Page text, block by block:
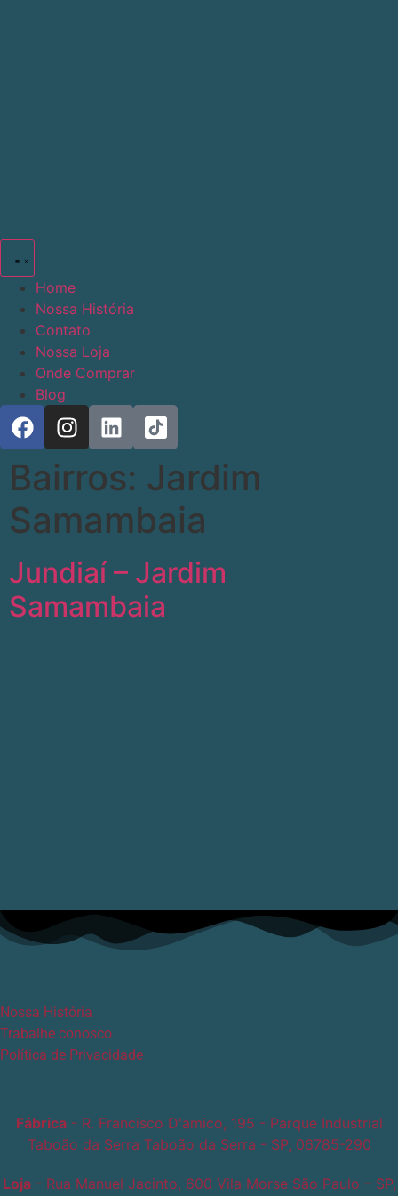
Home
Nossa História
Contato
Nossa Loja
Onde Comprar
Blog
Bairros: Jardim
Samambaia
Jundiaí – Jardim
Samambaia
Nossa História
Trabalhe conosco
Política de Privacidade
Fábrica- R. Francisco D'amico, 195 - Parque Industrial
Taboão da Serra Taboão da Serra - SP, 06785-290
Loja- Rua Manuel Jacinto, 600 Vila Morse São Paulo – SP,